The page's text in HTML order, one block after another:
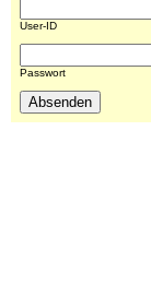
User-ID
Passwort